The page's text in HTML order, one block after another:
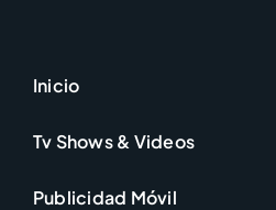
Inicio
Tv Shows & Videos
Publicidad Móvil